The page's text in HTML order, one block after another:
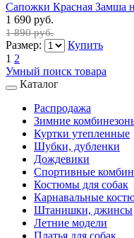
Сапожки Красная Замша
1 690 руб.
1 890 руб.
Размер:
Купить
1 2
Умный поиск товара
Каталог
Распродажа
Зимние
Куртки утепленные
Шубки, дубленки
Дождевики
Спортивные
Костюмы для собак
Карнавальные
Штанишки, джинсы
Летние модели